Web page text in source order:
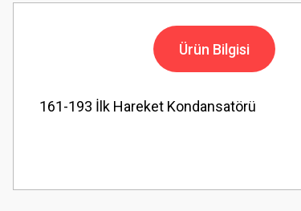
Ürün Bilgisi
161-193 İlk Hareket Kondansatörü
Görüş ve önerileriniz için teşekkür ederiz.